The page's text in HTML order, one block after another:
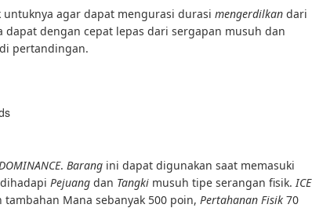
untuknya agar dapat mengurasi durasi mengerdilkan dari
dengan cepat lepas dari sergapan musuh dan
pertandingan.
. Barang ini dapat digunakan saat memasuki
Pejuang dan Tangki musuh tipe serangan fisik. ICE
Mana sebanyak 500 poin, Pertahanan Fisik 70